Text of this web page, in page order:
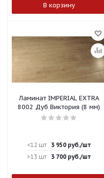
В корзину
Ламинат IMPERIAL EXTRA
8002 Дуб Виктория (8 мм)
<12 шт 3 950руб./шт
>13 шт
3 700руб./шт